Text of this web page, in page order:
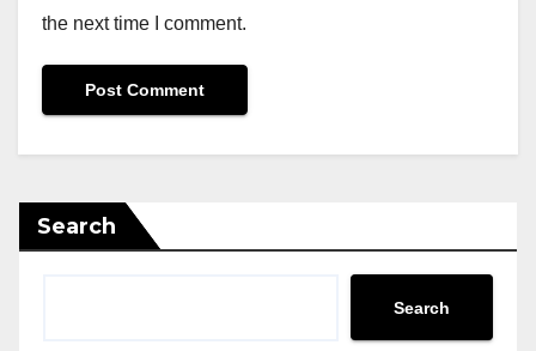
the next time I comment.
Search
Search